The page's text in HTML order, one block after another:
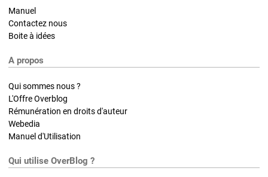
Manuel
Contactez nous
Boite à idées
A propos
Qui sommes nous ?
L'Offre Overblog
Rémunération en droits d'auteur
Webedia
Manuel d'Utilisation
Qui utilise OverBlog ?